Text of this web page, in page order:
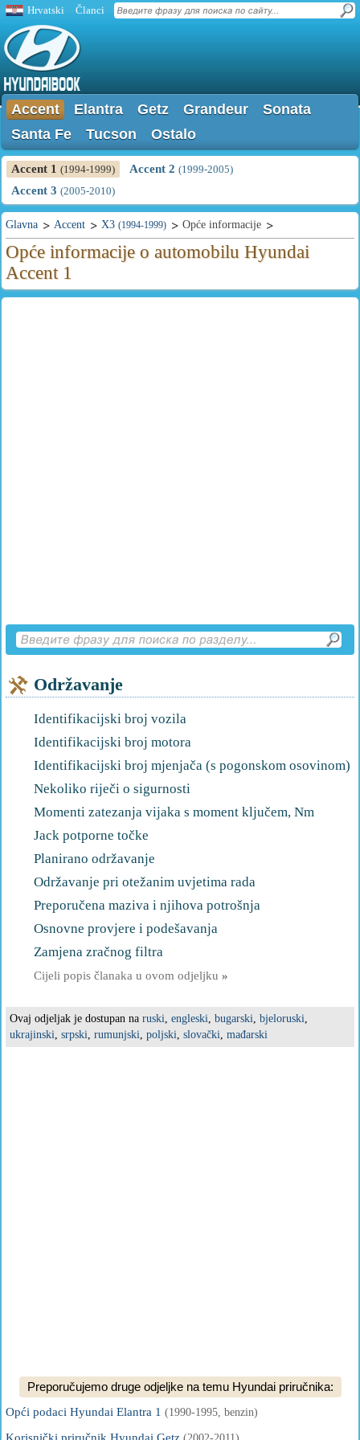
Hrvatski Članci
Accent Elantra Getz Grandeur
Sonata
Santa Fe
Tucson Ostalo
Accent 1 (1994-1999) Accent 2 (1999-2005)
Accent 3 (2005-2010)
Glavna Accent X3 (1994-1999) Opće informacije
Opće informacije o automobilu Hyundai
Accent 1
Održavanje
Identifikacijski broj vozila
Identifikacijski broj motora
Identifikacijski broj mjenjača (s pogonskom osovinom)
Nekoliko riječi o sigurnosti
Momenti zatezanja vijaka s moment ključem, Nm
Jack potporne točke
Planirano održavanje
Održavanje pri otežanim uvjetima rada
Preporučena maziva i njihova potrošnja
Osnovne provjere i podešavanja
Zamjena zračnog filtra
Cijeli popis članaka u ovom odjeljku »
Ovaj odjeljak je dostupan na ruski, engleski, bugarski, bjeloruski,
ukrajinski, srpski, rumunjski, poljski, slovački, mađarski
Preporučujemo druge odjeljke na temu Hyundai priručnika:
Opći podaci Hyundai Elantra 1 (1990-1995, benzin)